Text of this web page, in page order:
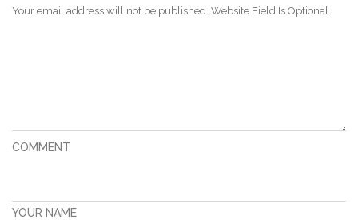
Your email address will not be published. Website Field Is Optional.
COMMENT
YOUR NAME